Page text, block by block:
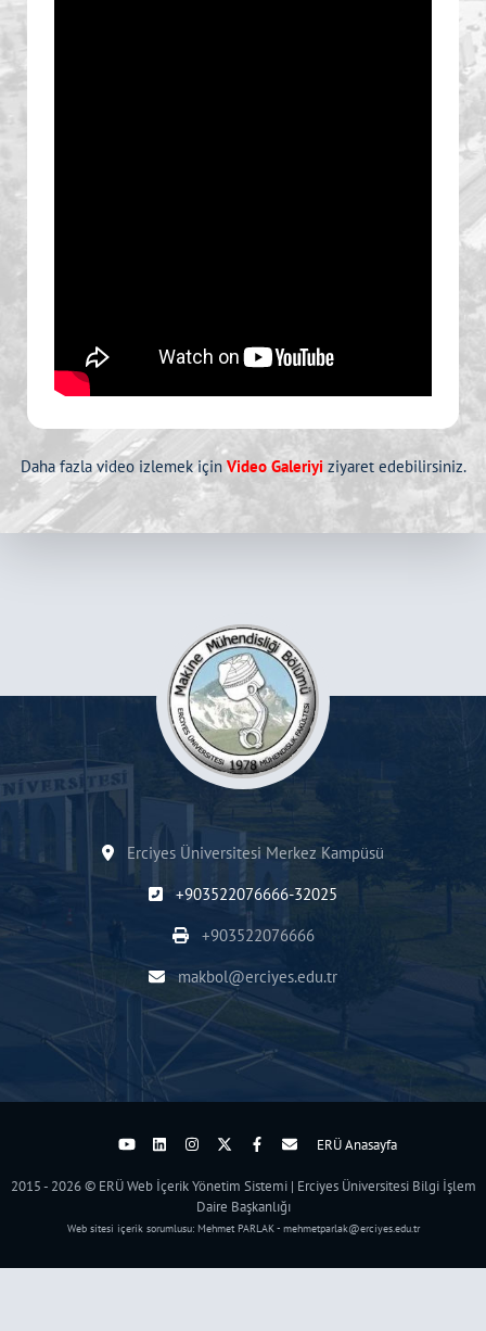
Daha fazla video izlemek için Video Galeriyi ziyaret edebilirsiniz.
Erciyes Üniversitesi Merkez Kampüsü
+903522076666-32025
+903522076666
makbol@erciyes.edu.tr
ERÜ Anasayfa
2015 - 2026 © ERÜ Web İçerik Yönetim Sistemi | Erciyes Üniversitesi Bilgi İşlem
Daire Başkanlığı
Web sitesi içerik sorumlusu: Mehmet PARLAK - mehmetparlak@erciyes.edu.tr